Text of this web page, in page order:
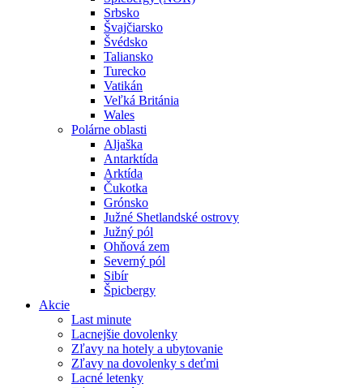
Srbsko
Švajčiarsko
Švédsko
Taliansko
Turecko
Vatikán
Veľká Británia
Wales
Polárne oblasti
Aljaška
Antarktída
Arktída
Čukotka
Grónsko
Južné Shetlandské ostrovy
Južný pól
Ohňová zem
Severný pól
Sibír
Špicbergy
Akcie
Last minute
Lacnejšie dovolenky
Zľavy na hotely a ubytovanie
Zľavy na dovolenky s deťmi
Lacné letenky